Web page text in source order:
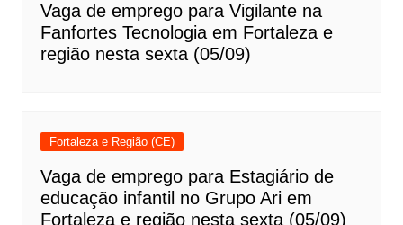
Vaga de emprego para Vigilante na
Fanfortes Tecnologia em Fortaleza e
região nesta sexta (05/09)
Fortaleza e Região (CE)
Vaga de emprego para Estagiário de
educação infantil no Grupo Ari em
Fortaleza e região nesta sexta (05/09)